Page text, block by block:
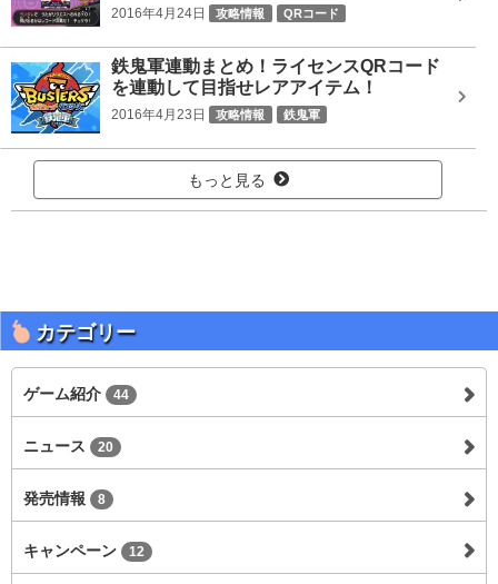
2016年4月24日 攻略情報 QRコード
鉄鬼軍連動まとめ！ライセンスQRコード
を連動して目指せレアアイテム！
2016年4月23日 攻略情報 鉄鬼軍
もっと見る
カテゴリー
ゲーム紹介 44
ニュース 20
発売情報 8
キャンペーン 12